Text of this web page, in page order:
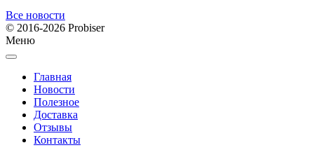
Все новости
© 2016-2026 Probiser
Меню
Главная
Новости
Полезное
Доставка
Отзывы
Контакты